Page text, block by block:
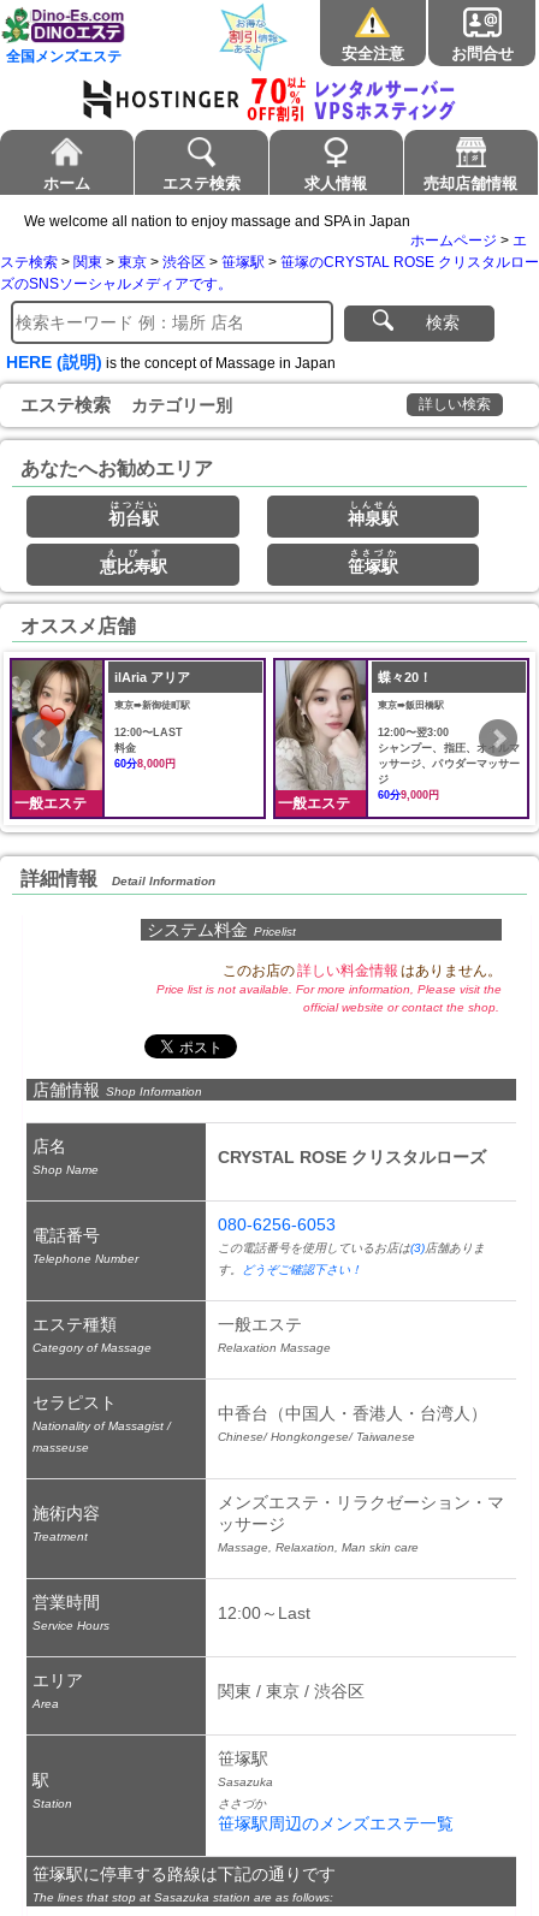
全国メンズエステ 安全注意 お問合せ
ホーム エステ検索 求人情報 売却店舗情報
We welcome all nation to enjoy massage and SPA in Japan
ホームページ > エ
ステ検索 > 関東 > 東京 > 渋谷区 > 笹塚駅 > 笹塚のCRYSTAL ROSE クリスタルロー
ズのSNSソーシャルメディアです。
検索
HERE (説明) is the concept of Massage in Japan
エステ検索 カテゴリー別 詳しい検索
あなたへお勧めエリア
初台駅
はつだい
神泉駅
しんせん
恵比寿駅
えびす
笹塚駅
ささづか
オススメ店舗
一般エステ
ilAria アリア
東京➠新御徒町駅
12:00〜LAST
料金
60分8,000円
一般エステ
蝶々20！
東京➠飯田橋駅
12:00〜翌3:00
シャンプー、指圧、オイルマ
ッサージ、パウダーマッサー
ジ
60分9,000円
詳細情報 Detail Information
システム料金 Pricelist
このお店の詳しい料金情報 はありません。
Price list is not available. For more information, Please visit the
official website or contact the shop.
店舗情報 Shop Information
店名
Shop Name
CRYSTAL ROSE クリスタルローズ
電話番号
Telephone Number
080-6256-6053
この電話番号を使用しているお店は(3)店舗ありま
す。
どうぞご確認下さい！
エステ種類
Category of Massage
一般エステ
Relaxation Massage
セラピスト
Nationality of Massagist /
masseuse
中香台（中国人・香港人・台湾人）
Chinese/ Hongkongese/ Taiwanese
施術内容
Treatment
メンズエステ・リラクゼーション・マ
ッサージ
Massage, Relaxation, Man skin care
営業時間
Service Hours
12:00～Last
エリア
Area
関東 / 東京 / 渋谷区
駅
Station
笹塚駅
Sasazuka
ささづか
笹塚駅周辺のメンズエステ一覧
笹塚駅に停車する路線は下記の通りです
The lines that stop at Sasazuka station are as follows: